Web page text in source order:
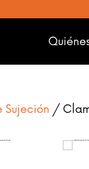
Sujeción /